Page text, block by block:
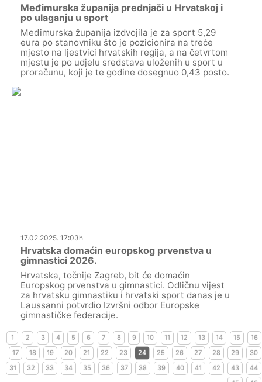
Međimurska županija prednjači u Hrvatskoj i
po ulaganju u sport
Međimurska županija izdvojila je za sport 5,29
eura po stanovniku što je pozicionira na treće
mjesto na ljestvici hrvatskih regija, a na četvrtom
mjestu je po udjelu sredstava uloženih u sport u
proračunu, koji je te godine dosegnuo 0,43 posto.
17.02.2025. 17:03h
Hrvatska domaćin europskog prvenstva u
gimnastici 2026.
Hrvatska, točnije Zagreb, bit će domaćin
Europskog prvenstva u gimnastici. Odličnu vijest
za hrvatsku gimnastiku i hrvatski sport danas je u
Laussanni potvrdio Izvršni odbor Europske
gimnastičke federacije.
1 2 3 4 5 6 7 8 9 10 11 12 13 14 15
16
17
18 19 20 21 22 23 24 25 26 27 28 29
30
31
32 33 34 35 36 37 38 39 40 41 42 43
44